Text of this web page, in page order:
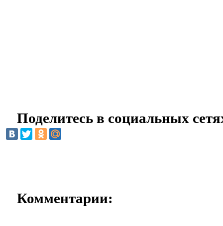
Поделитесь в социальных
Комментарии: